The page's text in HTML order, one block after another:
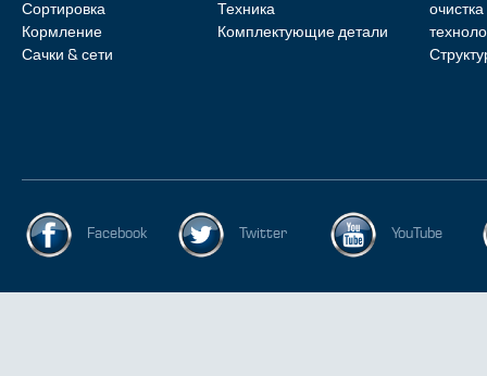
Сортировка
Кормление
Сачки & сети
Техника
Комплектующие детали
Facebook Twitter YouTube